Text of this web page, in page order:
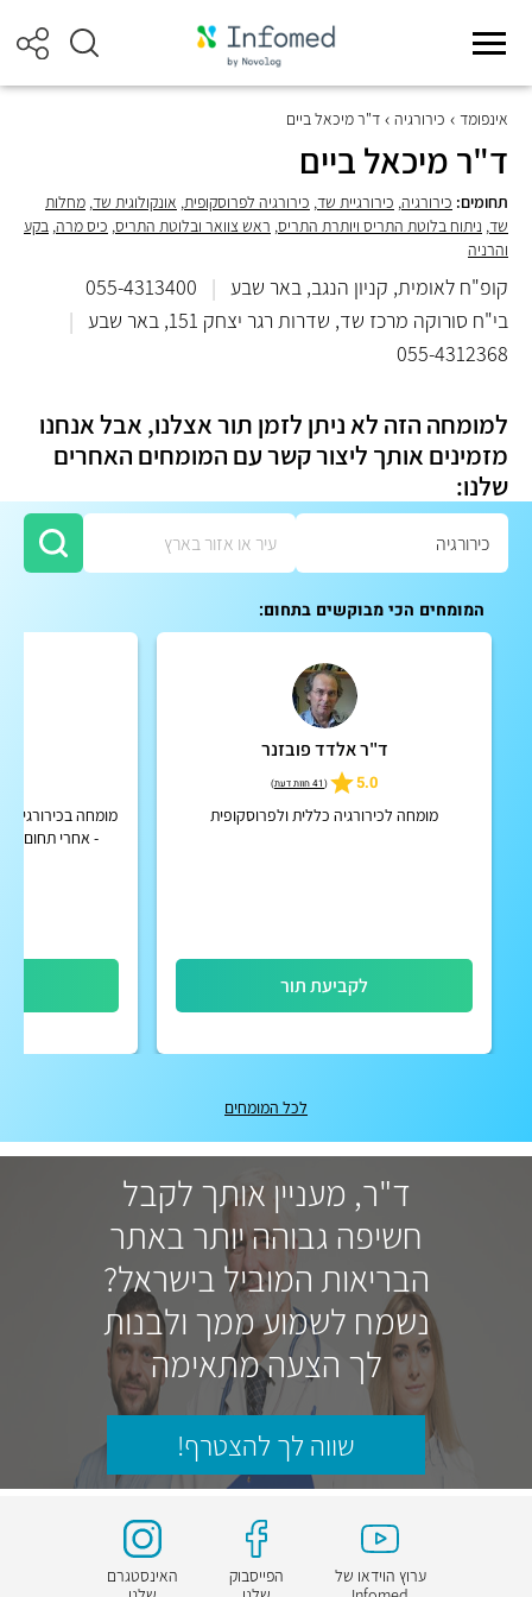
אינפומד כירורגיה ד"ר מיכאל ביים
ד"ר מיכאל ביים
תחומים: כירורגיה, כירורגיית שד, כירורגיה לפרוסקופית, אונקולוגית שד, מחלות
שד, ניתוח בלוטת התריס ויותרת התריס, ראש צוואר ובלוטת התריס, כיס מרה, בקע
והרניה
קופ"ח לאומית, קניון הנגב, באר שבע |
055-4313400
בי"ח סורוקה מרכז שד, שדרות רגר יצחק 151, באר שבע
|
055-4312368
למומחה הזה לא ניתן לזמן תור אצלנו, אבל אנחנו
מזמינים אותך ליצור קשר עם המומחים האחרים
שלנו:
המומחים הכי מבוקשים בתחום:
ד"ר אלדד פובזנר
5.0
(41 חוות דעת )
מומחה לכירורגיה כללית ולפרוסקופית
לקביעת תור
מומחה בכירורגיה
- אחרי תחום
לכל המומחים
ד"ר, מעניין אותך לקבל
חשיפה גבוהה יותר באתר
הבריאות המוביל בישראל?
נשמח לשמוע ממך ולבנות
לך הצעה מתאימה
שווה לך להצטרף!
ערוץ הוידאו של
הפייסבוק
האינסטגרם